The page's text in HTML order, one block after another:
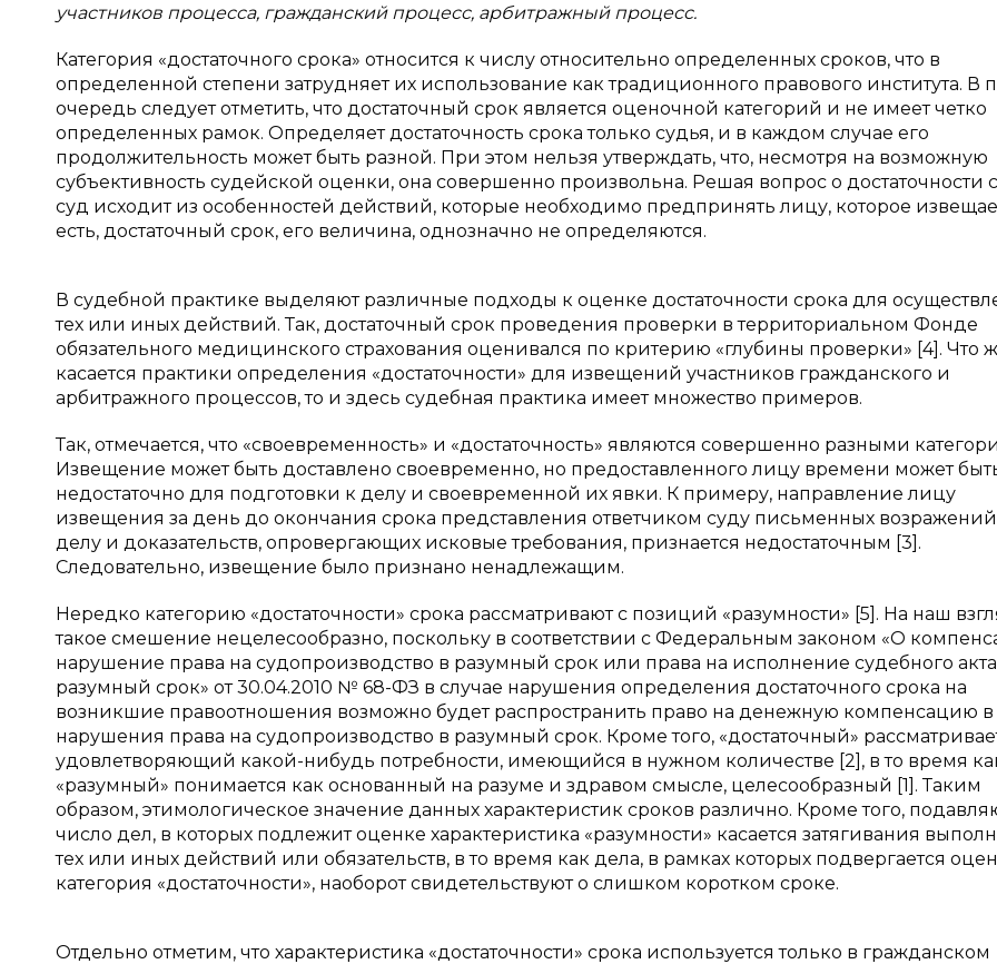
участников процесса, гражданский процесс, арбитражный процесс.
Категория «достаточного срока» относится к числу относительно определенных сроков, что в
определенной степени затрудняет их использование как традиционного правового института. В
очередь следует отметить, что достаточный срок является оценочной категорий и не имеет четко
определенных рамок. Определяет достаточность срока только судья, и в каждом случае его
продолжительность может быть разной. При этом нельзя утверждать, что, несмотря на возможную
субъективность судейской оценки, она совершенно произвольна. Решая вопрос о достаточности
суд исходит из особенностей действий, которые необходимо предпринять лицу, которое
есть, достаточный срок, его величина, однозначно не определяются.
В судебной практике выделяют различные подходы к оценке достаточности срока для
тех или иных действий. Так, достаточный срок проведения проверки в территориальном Фонде
обязательного медицинского страхования оценивался по критерию «глубины проверки» [4]. Что
касается практики определения «достаточности» для извещений участников гражданского и
арбитражного процессов, то и здесь судебная практика имеет множество примеров.
Так, отмечается, что «своевременность» и «достаточность» являются совершенно разными
Извещение может быть доставлено своевременно, но предоставленного лицу времени может
недостаточно для подготовки к делу и своевременной их явки. К примеру, направление лицу
извещения за день до окончания срока представления ответчиком суду письменных
делу и доказательств, опровергающих исковые требования, признается недостаточным [3].
Следовательно, извещение было признано ненадлежащим.
Нередко категорию «достаточности» срока рассматривают с позиций «разумности» [5]. На наш
такое смешение нецелесообразно, поскольку в соответствии с Федеральным законом «О
нарушение права на судопроизводство в разумный срок или права на исполнение судебного
разумный срок» от 30.04.2010 № 68-ФЗ в случае нарушения определения достаточного срока на
возникшие правоотношения возможно будет распространить право на денежную компенсацию в
нарушения права на судопроизводство в разумный срок. Кроме того, «достаточный»
удовлетворяющий какой-нибудь потребности, имеющийся в нужном количестве [2], в то время
«разумный» понимается как основанный на разуме и здравом смысле, целесообразный [1]. Таким
образом, этимологическое значение данных характеристик сроков различно. Кроме того,
число дел, в которых подлежит оценке характеристика «разумности» касается затягивания
тех или иных действий или обязательств, в то время как дела, в рамках которых подвергается
категория «достаточности», наоборот свидетельствуют о слишком коротком сроке.
Отдельно отметим, что характеристика «достаточности» срока используется только в гражданском